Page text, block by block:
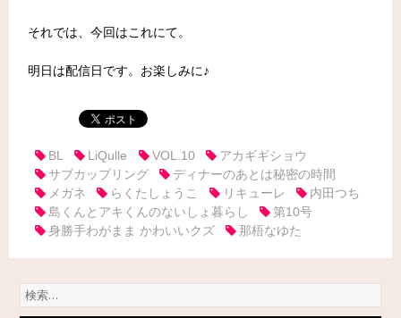
それでは、今回はこれにて。
明日は配信日です。お楽しみに♪
BL LiQulle VOL.10
アカギギショウ
サブカップリング
ディナーのあとは秘密の時間
メガネ
らくたしょうこ リキューレ
内田つち
島くんとアキくんのないしょ暮らし
第10号
身勝手わがまま かわいいクズ
那梧なゆた
検